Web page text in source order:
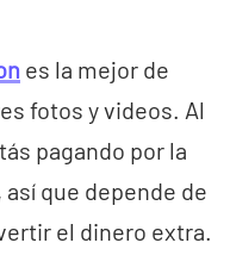
es la mejor de
fotos y videos. Al
pagando por la
que depende de
el dinero extra.